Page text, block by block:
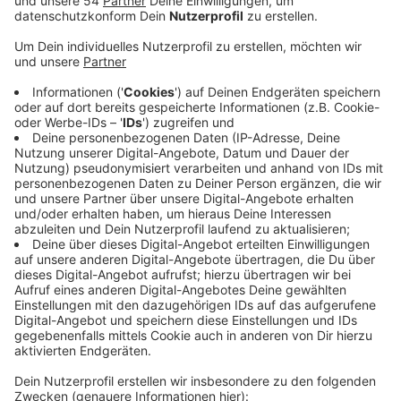
Anzeige
allem die Industrie freuen. Auf jeweils 10 Personen, die
eine duale Ausbildung gestartet haben, kamen im
rechnerisch 9,8 neu eingeschriebene Studenten.
Zwischen 2013 und 2020 hatten sich junge Menschen
noch viel öfter für den akademischen weg
entschieden. Konkret hat es bei uns in
Mönchengladbach im letzten Jahr fast 1600 neue
Lehrlinge gegeben - 100 mehr als im Vorjahr.
Besonders beliebt war der Industriesektor und auch
der Handel. Hier hatte e besonders viele Bewerber
gegeben. In anderen Branchen gab es aber kaum
Veränderung zum Vorjahr - besonders das klassische
Handwerk leidet nach wie vor an einem starken
Mangel an Azubis.